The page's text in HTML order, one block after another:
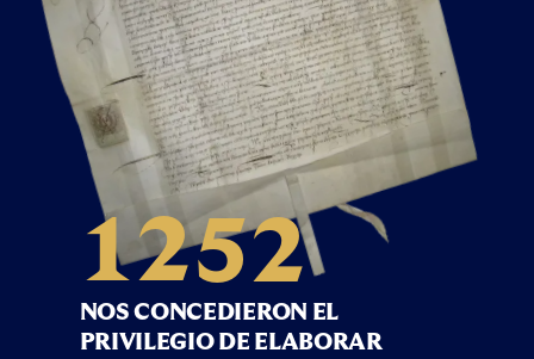
NOS CONCEDIERON EL
PRIVILEGIO DE ELABORAR
0
1
1
2
3
4
5
0
1
2